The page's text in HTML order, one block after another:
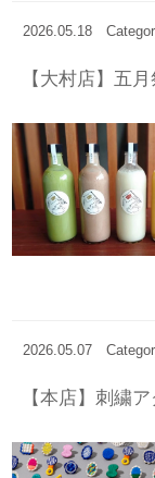
2026.05.18
【大村店】五
2026.05.07
【本店】刺繍